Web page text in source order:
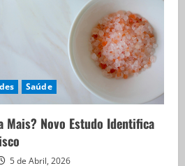
Saúde
Mais? Novo Estudo Identifica
5 de Abril, 2026